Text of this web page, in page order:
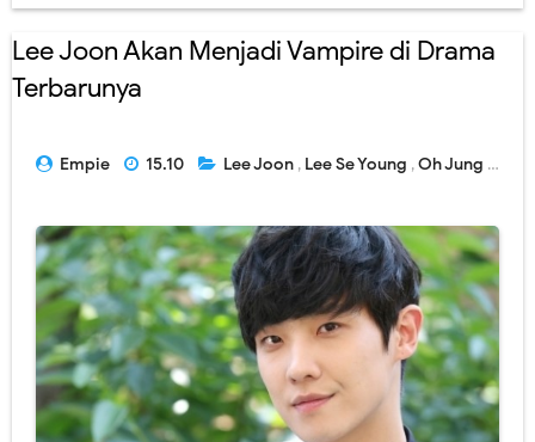
Lee Joon Akan Menjadi Vampire di Drama
Terbarunya
Empie 15.10 Lee Joon , Lee Se Young ,Oh Jung See